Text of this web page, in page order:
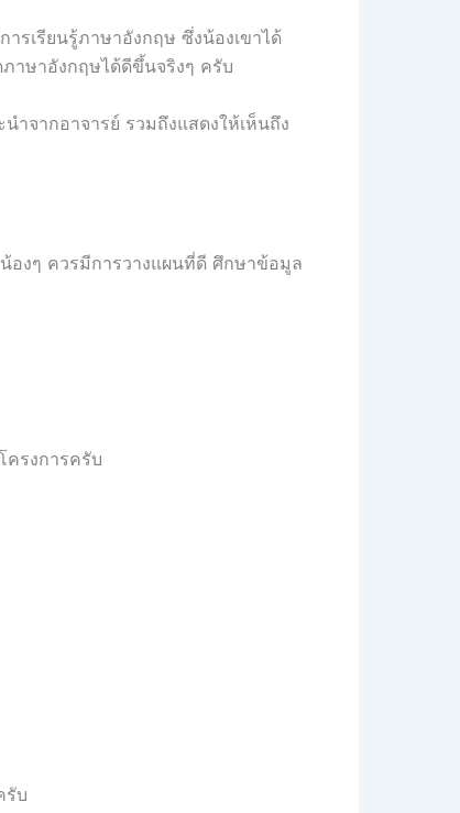
รเรียนรู้ภาษาอังกฤษ ซึ่งน้องเขาได้
าษาอังกฤษได้ดีขึ้นจริงๆ ครับ
จากอาจารย์ รวมถึงแสดงให้เห็นถึง
น้องๆ ควรมีการวางแผนที่ดี ศึกษาข้อมูล
ครงการครับ
รับ